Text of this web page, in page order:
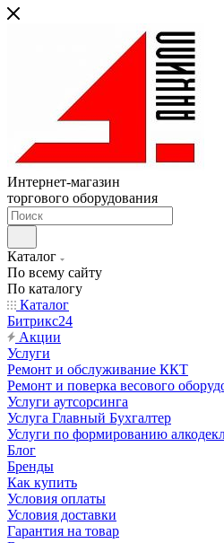
Интернет-магазин
торгового оборудования
Каталог
По всему сайту
По каталогу
Каталог
Битрикс24
Акции
Услуги
Ремонт и обслуживание ККТ
Ремонт и поверка весового
Услуги аутсорсинга
Услуга Главный Бухгалтер
Услуги по формированию
Блог
Бренды
Как купить
Условия оплаты
Условия доставки
Гарантия на товар